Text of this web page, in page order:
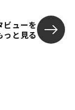
ビューを
っと見る